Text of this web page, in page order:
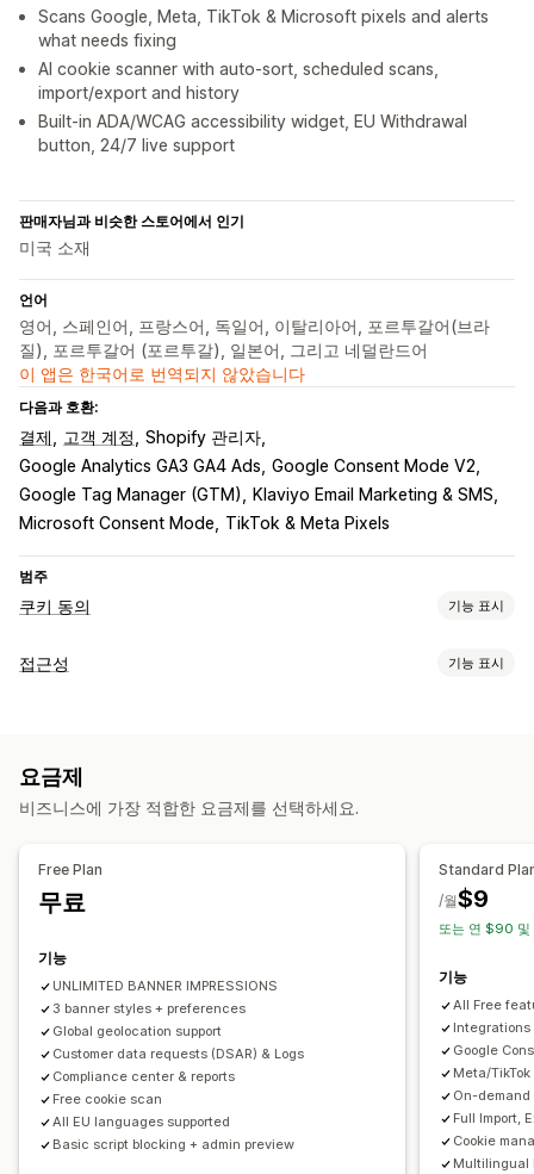
Scans Google, Meta, TikTok & Microsoft pixels and alerts
what needs fixing
AI cookie scanner with auto-sort, scheduled scans,
import/export and history
Built-in ADA/WCAG accessibility widget, EU Withdrawal
button, 24/7 live support
판매자님과 비슷한 스토어에서 인기
미국 소재
언어
영어, 스페인어, 프랑스어, 독일어, 이탈리아어, 포르투갈어(브라
질), 포르투갈어 (포르투갈), 일본어, 그리고 네덜란드어
이 앱은 한국어로 번역되지 않았습니다
다음과 호환:
결제 고객 계정
Shopify 관리자
Google Analytics GA3 GA4 Ads Google Consent Mode V2
Google Tag Manager (GTM)
Klaviyo Email Marketing & SMS
Microsoft Consent Mode
TikTok & Meta Pixels
범주
쿠키 동의 기능 표시
표시 옵션
개인정보 보호 규정 준수
데이터 관리
규정
FADP
GDPR
접근성 기능 표시
접근성 도구
읽기 줄
요금제
비즈니스에 가장 적합한 요금제를 선택하세요.
Free Plan
무료
기능
UNLIMITED BANNER IMPRESSIONS
3 banner styles + preferences
Global geolocation support
Customer data requests (DSAR) & Logs
Compliance center & reports
Free cookie scan
All EU languages supported
Basic script blocking + admin preview
Standard
$9
/월
또는 연 $90 및
기능
All Free
Google
Meta/TikTok
On-
Full Import,
Cookie
Multilingual